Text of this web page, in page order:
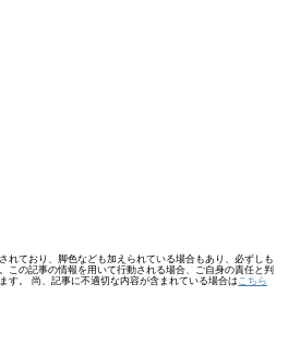
れており、脚色なども加えられている場合もあり、必ずしも
この記事の情報を用いて行動される場合、ご自身の責任と判
す。 尚、記事に不適切な内容が含まれている場合は こちら